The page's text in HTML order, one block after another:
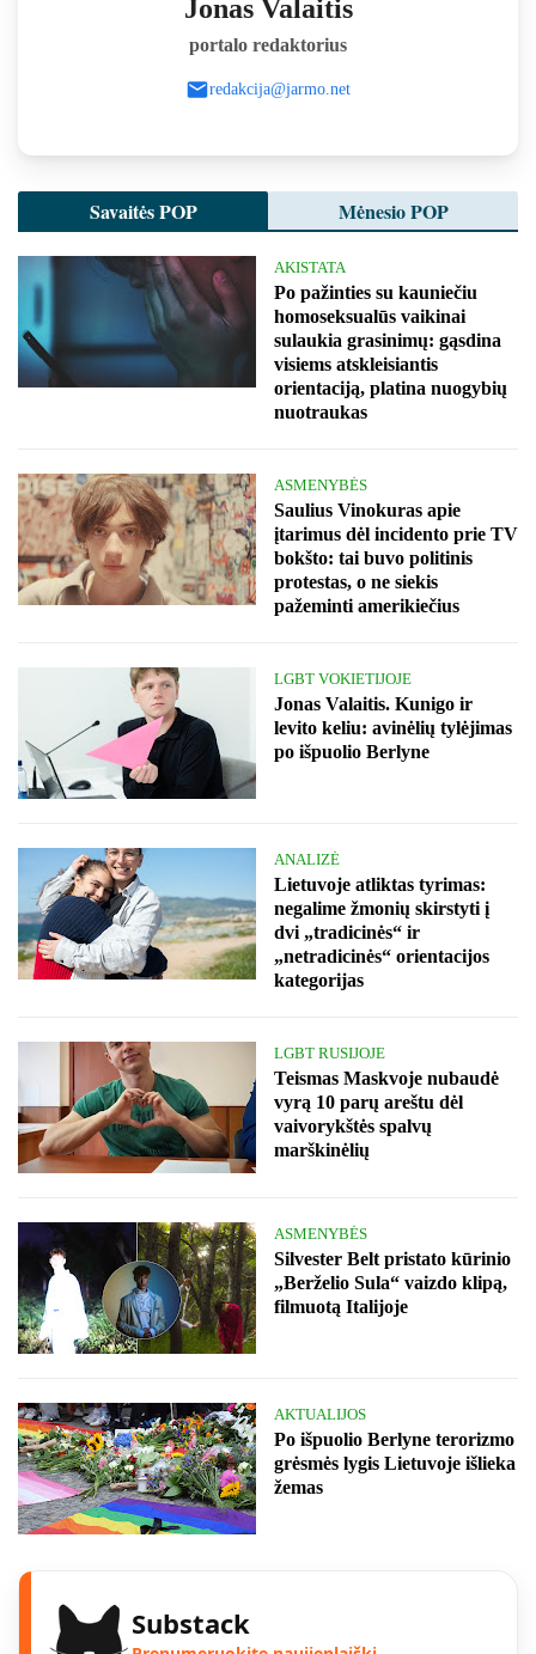
Jonas Valaitis
portalo redaktorius
redakcija@jarmo.net
Savaitės POP Mėnesio POP
AKISTATA
Po pažinties su kauniečiu
homoseksualūs vaikinai
sulaukia grasinimų: gąsdina
visiems atskleisiantis
orientaciją, platina nuogybių
nuotraukas
ASMENYBĖS
Saulius Vinokuras apie
įtarimus dėl incidento prie TV
bokšto: tai buvo politinis
protestas, o ne siekis
pažeminti amerikiečius
LGBT VOKIETIJOJE
Jonas Valaitis. Kunigo ir
levito keliu: avinėlių tylėjimas
po išpuolio Berlyne
ANALIZĖ
Lietuvoje atliktas tyrimas:
negalime žmonių skirstyti į
dvi „tradicinės“ ir
„netradicinės“ orientacijos
kategorijas
LGBT RUSIJOJE
Teismas Maskvoje nubaudė
vyrą 10 parų areštu dėl
vaivorykštės spalvų
marškinėlių
ASMENYBĖS
Silvester Belt pristato kūrinio
„Berželio Sula“ vaizdo klipą,
filmuotą Italijoje
AKTUALIJOS
Po išpuolio Berlyne terorizmo
grėsmės lygis Lietuvoje išlieka
žemas
Substack